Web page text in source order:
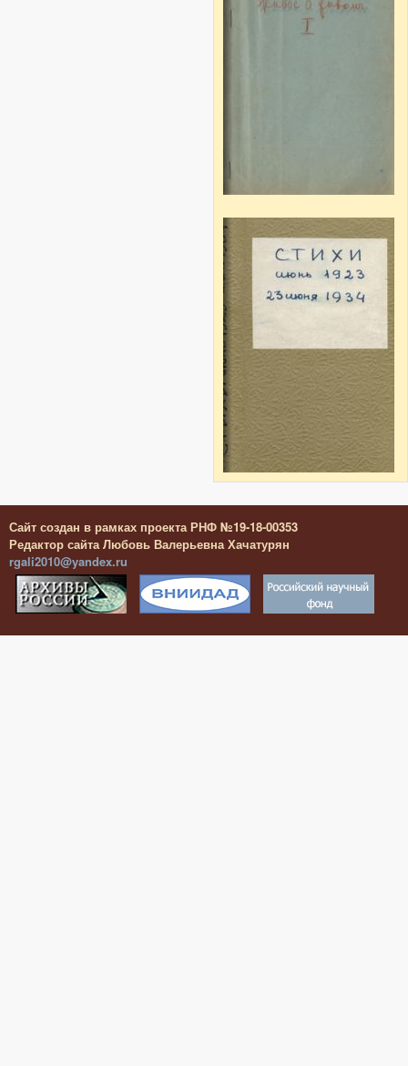
Сайт создан в рамках проекта РНФ №19-18-00353
Редактор сайта Любовь Валерьевна Хачатурян
rgali2010@yandex.ru